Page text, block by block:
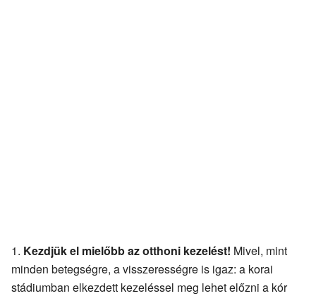
Kezdjük el mielőbb az otthoni kezelést! Mivel, mint
minden betegségre, a visszerességre is igaz: a korai
stádiumban elkezdett kezeléssel meg lehet előzni a kór